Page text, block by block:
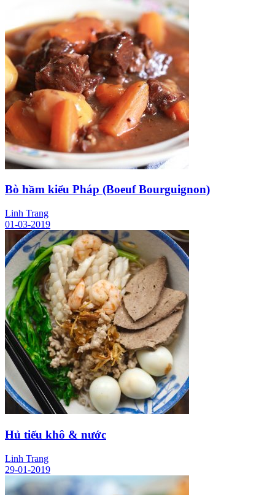
Bò hầm kiểu Pháp (Boeuf Bourguignon)
Linh Trang
01-03-2019
Hủ tiếu khô & nước
Linh Trang
29-01-2019